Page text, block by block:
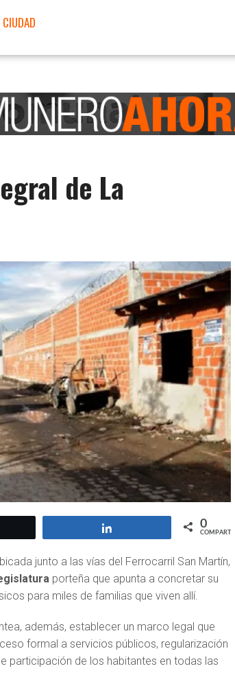
CIUDAD
de La
0
COMPARTIR
junto a las vías del Ferrocarril San Martín,
porteña que apunta a concretar su
para miles de familias que viven allí.
además, establecer un marco legal que
formal a servicios públicos, regularización
participación de los habitantes en todas las